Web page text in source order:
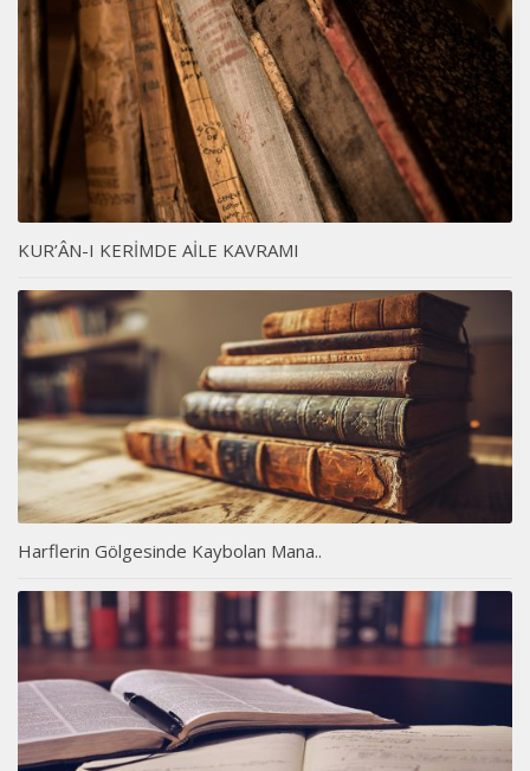
KUR’ÂN-I KERİMDE AİLE KAVRAMI
Harflerin Gölgesinde Kaybolan Mana..